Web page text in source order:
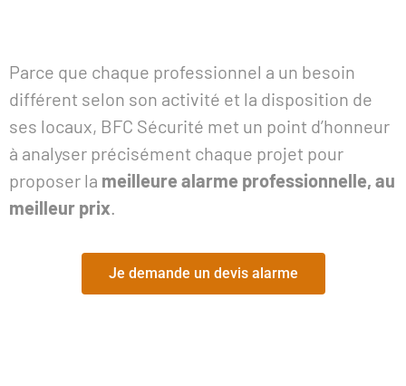
Parce que chaque professionnel a un besoin
différent selon son activité et la disposition de
ses locaux, BFC Sécurité met un point d’honneur
à analyser précisément chaque projet pour
proposer la meilleure alarme professionnelle, au
meilleur prix.
Je demande un devis alarme